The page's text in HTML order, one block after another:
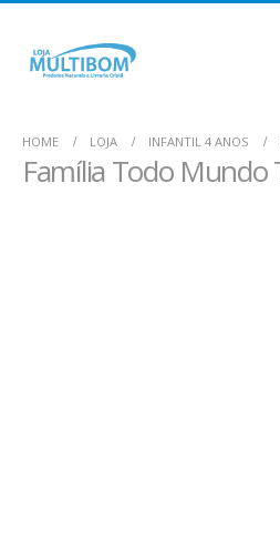
HOME LOJA INFANTIL 4 ANOS
Família Todo Mundo